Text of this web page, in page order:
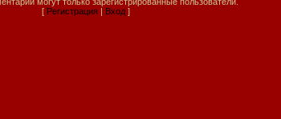
[ Регистрация | Вход ]